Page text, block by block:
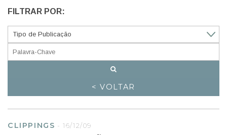
FILTRAR POR:
< VOLTAR
CLIPPINGS -16/12/09